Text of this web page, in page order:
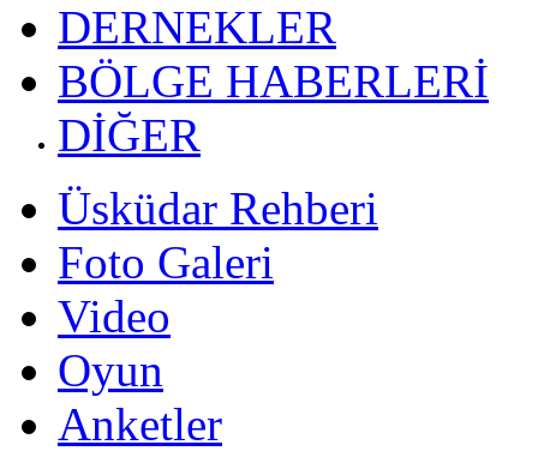
DERNEKLER
BÖLGE HABERLERİ
DİĞER
Üsküdar Rehberi
Foto Galeri
Video
Oyun
Anketler